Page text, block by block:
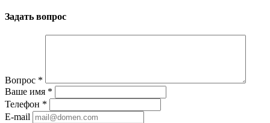
Задать вопрос
Вопрос *
Ваше имя *
Телефон *
E-mail